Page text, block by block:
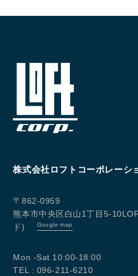
株式会社ロフトコーポレーシ
〒862-0959
熊本市中央区白山1丁目5-
ド)
Google map
Mon -Sat 10:00-18:00
TEL : 096-211-6210